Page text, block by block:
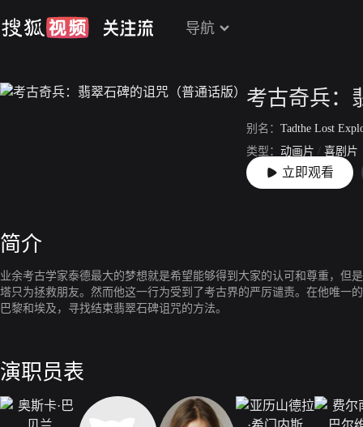
导航
考古奇兵：
别名： Tadthe Lost Explorer
类型： 动画片 / 喜剧片
上映： 2022-08-24
立即观看
简介
业余考古学家泰德最大的梦想就是希望能够得到大家的认可和尊重，但
塔只为拯救朋友。然而他这一行为受到了考古界的严厉谴责。在他唯一
巴黎和埃及，寻找结束翡翠石碑诅咒的方法。
演职员表